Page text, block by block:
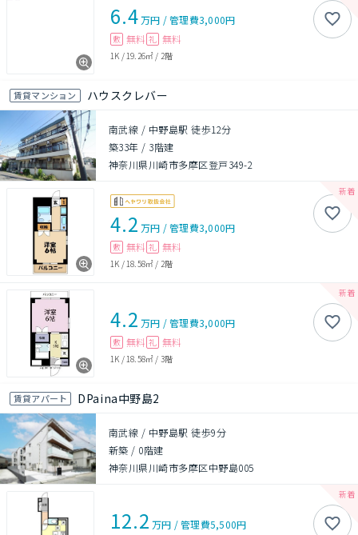
6.4万円 /管理費3,000円
敷 無料 礼 無料
1K / 19.26㎡ / 2階
賃貸マンション ハウスクレバー
南武線 / 中野島駅 徒歩12分
築33年 / 3階建
神奈川県川崎市多摩区登戸349-2
4.2 万円 /管理費3,000円
敷 無料 礼 無料
1K /18.58㎡ / 2階
4.2 万円 /管理費3,000円
敷 無料 礼 無料
1K / 18.58㎡ / 3階
賃貸アパート DPaina中野島2
南武線 / 中野島駅 徒歩9分
新築 / 0階建
神奈川県川崎市多摩区中野島005
12.2 万円 /管理費5,500円